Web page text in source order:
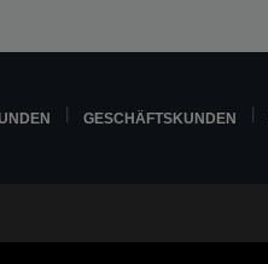
GESCHÄFTSKUNDEN